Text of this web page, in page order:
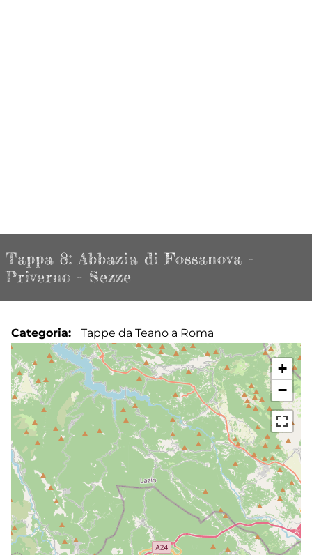
Tappa 8: Abbazia di Fossanova -
Priverno - Sezze
Categoria Tappe da Teano a Roma
+
−